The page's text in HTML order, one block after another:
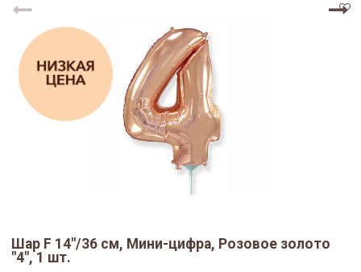
Шар F 14"/36 см, Мини-цифра, Розовое золото
"4", 1 шт.